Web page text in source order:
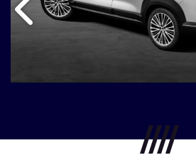
Anterior